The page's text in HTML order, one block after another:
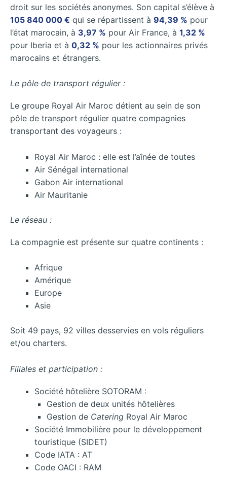
droit sur les sociétés anonymes. Son capital s’élève à
105 840 000 € qui se répartissent à 94,39 % pour
l’état marocain, à 3,97 % pour Air France, à 1,32 %
pour Iberia et à 0,32 % pour les actionnaires privés
marocains et étrangers.
Le pôle de transport régulier :
Le groupe Royal Air Maroc détient au sein de son
pôle de transport régulier quatre compagnies
transportant des voyageurs :
Royal Air Maroc : elle est l’aînée de toutes
Air Sénégal international
Gabon Air international
Air Mauritanie
Le réseau :
La compagnie est présente sur quatre continents :
Afrique
Amérique
Europe
Asie
Soit 49 pays, 92 villes desservies en vols réguliers
et/ou charters.
Filiales et participation :
Société hôtelière SOTORAM :
Gestion de deux unités hôtelières
Gestion de Catering Royal Air Maroc
Société Immobilière pour le développement
touristique (SIDET)
Code IATA : AT
Code OACI : RAM